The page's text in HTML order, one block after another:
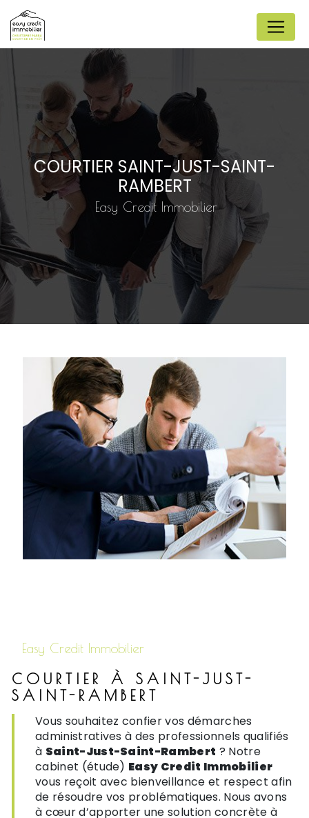
COURTIER SAINT-JUST-SAINT-
RAMBERT
Easy Credit Immobilier
Easy Credit Immobilier
COURTIER À SAINT-JUST-
SAINT-RAMBERT
Vous souhaitez confier vos démarches
administratives à des professionnels qualifiés
à Saint-Just-Saint-Rambert ? Notre
cabinet (étude) Easy Credit Immobilier
vous reçoit avec bienveillance et respect afin
de résoudre vos problématiques. Nous avons
à cœur d’apporter une solution concrète à
Panneau de gestion des cookies